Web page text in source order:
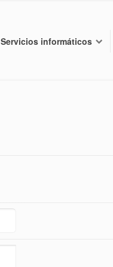
Servicios informáticos